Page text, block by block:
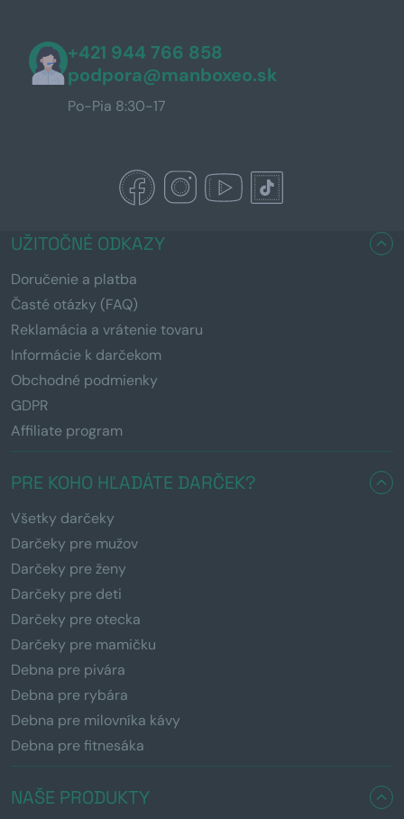
+421 944 766 858
podpora@manboxeo.sk
Po-Pia 8:30-17
UŽITOČNÉ ODKAZY
Doručenie a platba
Časté otázky (FAQ)
Reklamácia a vrátenie tovaru
Informácie k darčekom
Obchodné podmienky
GDPR
Affiliate program
PRE KOHO HĽADÁTE DARČEK?
Všetky darčeky
Darčeky pre mužov
Darčeky pre ženy
Darčeky pre deti
Darčeky pre otecka
Darčeky pre mamičku
Debna pre pivára
Debna pre rybára
Debna pre milovníka kávy
Debna pre fitnesáka
NAŠE PRODUKTY